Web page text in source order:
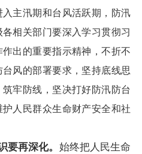
主汛期和台风活跃期，防汛
相关部门要深入学习贯彻习
出的重要指示精神，不折不
风的部署要求，坚持底线思
牢防线，坚决打好防汛防台
人民群众生命财产安全和社
要再深化。 始终把人民生命